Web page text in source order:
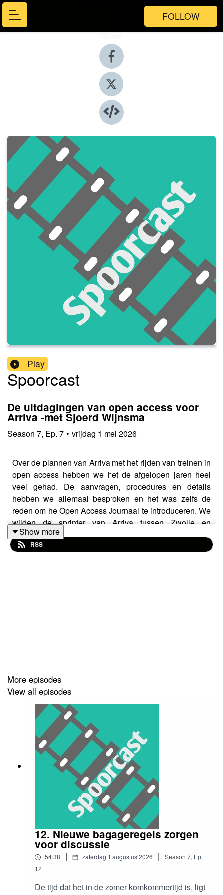
FOLLOW
Share
Play
Spoorcast
De uitdagingen van open access voor
Arriva -met Sjoerd Wijnsma
Season 7, Ep. 7 • vrijdag 1 mei 2026
Over de plannen van Arriva met het rijden van treinen in
open access hebben we het de afgelopen jaren heel
veel gehad. De aanvragen, procedures en details
hebben we allemaal besproken en het was zelfs de
reden om he Open Access Journaal te introduceren. We
wilden de sprinter van Arriva tussen Zwolle en
Groningen dan ook graag uitproberen, maar hij rijdt
helaas nog steeds niet. Hoe zit dat nu precies? Gaat hij
Artikel van RTV Drenthe over de start van de
bouw van het spoor van Coevorden naar Bad
Bentheim
Nieuwsbericht van de NS over het succes van de
goedkopere treinkaartjes tijdens de
werkzaamheden aan de Vlaketunnel
Reportage van de NOS over hoe ze met behulp
van kunstmatige intelligentie machinisten nog
zuiniger willen laten rijden.
Volg de Spoorcast op Instagram
Show more
RSS
More episodes
View all episodes
12. Nieuwe bagageregels zorgen
voor discussie
54:38 | zaterdag 1 augustus 2026 | Season 7, Ep.
12
De tijd dat het in de zomer komkommertijd is, ligt